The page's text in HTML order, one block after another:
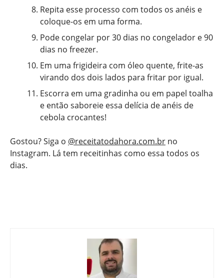
Repita esse processo com todos os anéis e
coloque-os em uma forma.
Pode congelar por 30 dias no congelador e 90
dias no freezer.
Em uma frigideira com óleo quente, frite-as
virando dos dois lados para fritar por igual.
Escorra em uma gradinha ou em papel toalha
e então saboreie essa delícia de anéis de
cebola crocantes!
Gostou? Siga o @receitatodahora.com.br no
Instagram. Lá tem receitinhas como essa todos os
dias.